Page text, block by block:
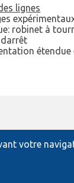
votre
lignes
robinet à